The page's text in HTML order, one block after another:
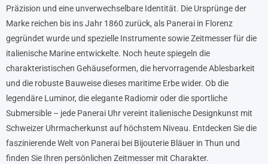
Präzision und eine unverwechselbare Identität. Die Ursprünge der
Marke reichen bis ins Jahr 1860 zurück, als Panerai in Florenz
gegründet wurde und spezielle Instrumente sowie Zeitmesser für die
italienische Marine entwickelte. Noch heute spiegeln die
charakteristischen Gehäuseformen, die hervorragende Ablesbarkeit
und die robuste Bauweise dieses maritime Erbe wider. Ob die
legendäre Luminor, die elegante Radiomir oder die sportliche
Submersible – jede Panerai Uhr vereint italienische Designkunst mit
Schweizer Uhrmacherkunst auf höchstem Niveau. Entdecken Sie die
faszinierende Welt von Panerai bei Bijouterie Bläuer in Thun und
finden Sie Ihren persönlichen Zeitmesser mit Charakter.